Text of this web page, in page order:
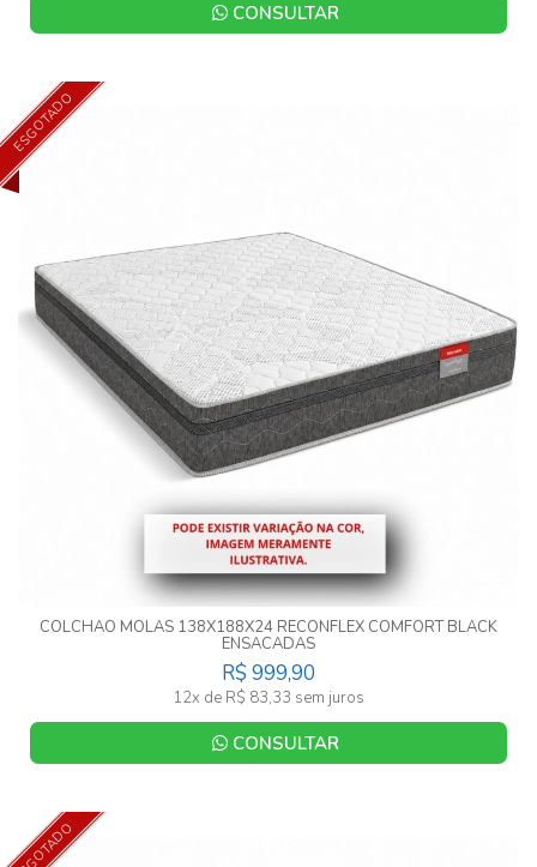
CONSULTAR
ESGOTADO
COLCHAO MOLAS 138X188X24 RECONFLEX COMFORT BLACK
ENSACADAS
R$ 999,90
12x de R$ 83,33 sem juros
CONSULTAR
ESGOTADO